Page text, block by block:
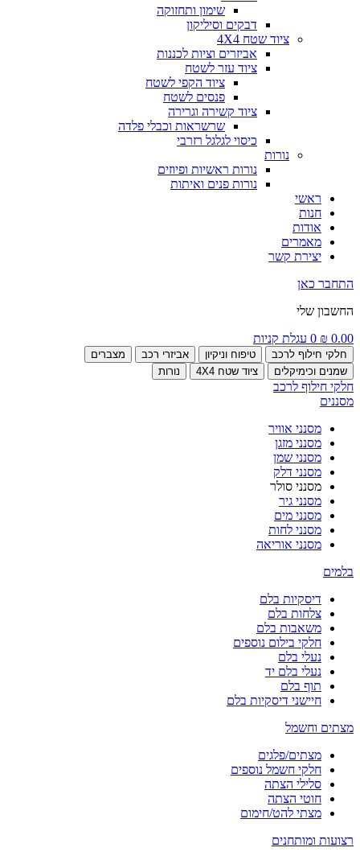
שימון ותחזוקה
דבקים וסיליקון
ציוד שטח 4X4
אביזרים וציות לכננות
ציוד עזר לשטח
ציוד הקפי לשטח
פנסים לשטח
ציוד קשירה וגרירה
שרשראות וכבלי פלדה
כיסוי לגלגל רזרבי
נורות
נורות ראשיות ופיוזים
נורות פנים ואיתות
ראשי
חנות
אודות
מאמרים
יצירת קשר
התחבר כאן
החשבון שלי
₪ 0.00
0 עגלת קניות
חלקי חילוף לרכב טיפוח וניקיון אביזרי רכב
מצברים
שמנים וכימיקלים
ציוד שטח 4X4 נורות
חלקי חילוף לרכב
מסננים
מסנני אוויר
מסנני מזגן
מסנני שמן
מסנני דלק
מסנני סולר
מסנני גיר
מסנני מים
מסנני לחות
מסנני אוריאה
בלמים
דיסקיות בלם
צלחות בלם
משאבות בלם
חלקי בילום נוספים
נעלי בלם
נעלי בלם יד
תוף בלם
חיישני דיסקיות בלם
מצתים וחשמל
מצתים/פלגים
חלקי חשמל נוספים
סלילי הצתה
חוטי הצתה
מצתי להט/חימום
רצועות ומותחנים